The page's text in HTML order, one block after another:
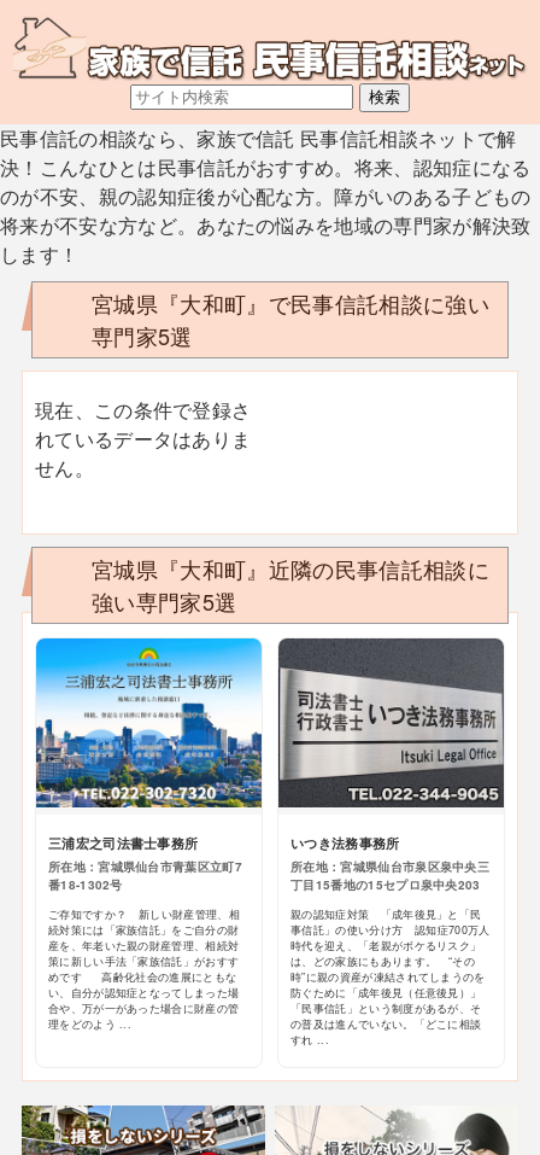
民事信託の相談なら、家族で信託 民事信託相談ネットで解
決！こんなひとは民事信託がおすすめ。将来、認知症になる
のが不安、親の認知症後が心配な方。障がいのある子どもの
将来が不安な方など。あなたの悩みを地域の専門家が解決致
します！
宮城県『大和町』で民事信託相談に強い
専門家5選
現在、この条件で登録さ
れているデータはありま
せん。
宮城県『大和町』近隣の民事信託相談に
強い専門家5選
三浦宏之司法書士事務所
所在地：宮城県仙台市青葉区立町7
番18-1302号
ご存知ですか？ 新しい財産管理、相
続対策には「家族信託」をご自分の財
産を、年老いた親の財産管理、相続対
策に新しい手法「家族信託」がおすす
めです 高齢化社会の進展にともな
い、自分が認知症となってしまった場
合や、万が一があった場合に財産の管
理をどのよう ...
いつき法務事務所
所在地：宮城県仙台市泉区泉中央三
丁目15番地の15セプロ泉中央203
親の認知症対策 「成年後見」と「民
事信託」の使い分け方 認知症700万人
時代を迎え、「老親がボケるリスク」
は、どの家族にもあります。 “その
時”に親の資産が凍結されてしまうのを
防ぐために「成年後見（任意後見）」
「民事信託」という制度があるが、そ
の普及は進んでいない。「どこに相談
すれ ...